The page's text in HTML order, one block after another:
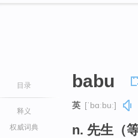
目录
释义
权威词典
babu
英 [ˈbɑːbuː]
n. 先生（